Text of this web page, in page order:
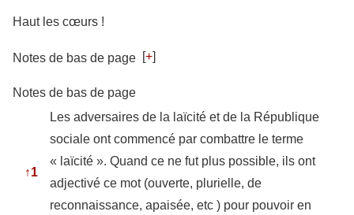
Haut les cœurs !
Notes de bas de page [+]
Notes de bas de page
↑1
Les adversaires de la laïcité et de la République
sociale ont commencé par combattre le terme
« laïcité ». Quand ce ne fut plus possible, ils ont
adjectivé ce mot (ouverte, plurielle, de
reconnaissance, apaisée, etc ) pour pouvoir en